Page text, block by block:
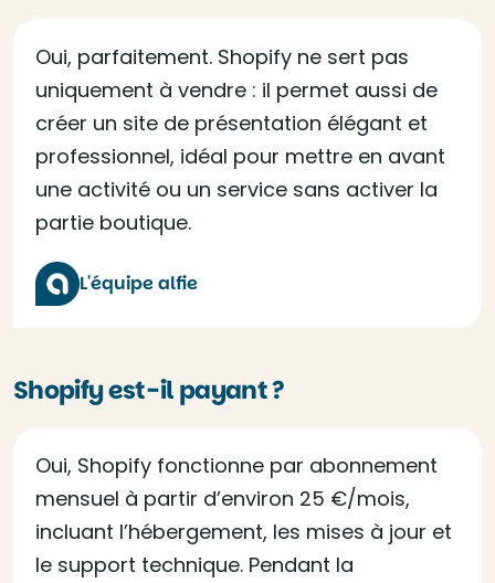
Oui, parfaitement. Shopify ne sert pas
uniquement à vendre : il permet aussi de
créer un site de présentation élégant et
professionnel, idéal pour mettre en avant
une activité ou un service sans activer la
partie boutique.
L'équipe alfie
Shopify est-il payant ?
Oui, Shopify fonctionne par abonnement
mensuel à partir d’environ 25 €/mois,
incluant l’hébergement, les mises à jour et
le support technique. Pendant la